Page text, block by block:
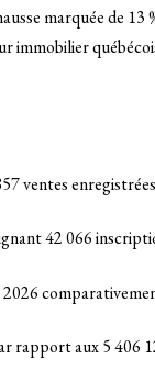
marquée de
immobilier
ventes
42 066
rapport aux 5 406